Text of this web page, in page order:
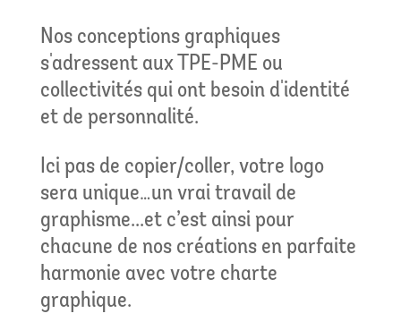
Nos conceptions graphiques
s'adressent aux TPE-PME ou
collectivités qui ont besoin d'identité
et de personnalité.
Ici pas de copier/coller, votre logo
sera unique…un vrai travail de
graphisme...et c’est ainsi pour
chacune de nos créations en parfaite
harmonie avec votre charte
graphique.